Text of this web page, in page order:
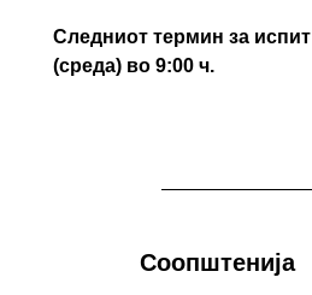
Следниот термин за испит
(среда) во 9:00 ч.
Соопштенија